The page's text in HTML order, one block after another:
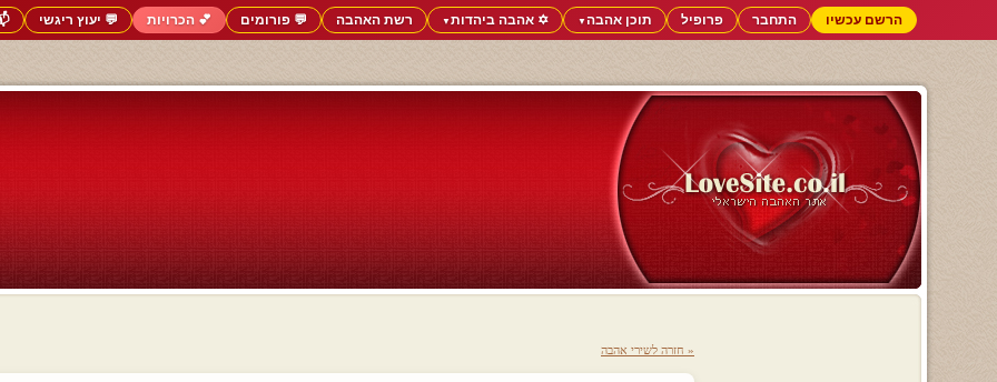
הרשם עכשיו התחבר פרופיל תוכן אהבה▼ ✡️ אהבה ביהדות▼ רשת האהבה 💬 פורומים 💕 הכרויות 💬 יעוץ ריגשי
« חזרה לשירי אהבה